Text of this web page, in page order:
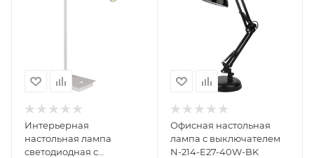
Интерьерная
настольная лампа
светодиодная с
Офисная настольная
лампа с выключателем
N-214-E27-40W-BK